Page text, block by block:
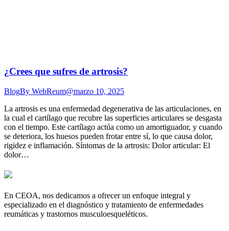
¿Crees que sufres de artrosis?
BlogBy WebReum@marzo 10, 2025
La artrosis es una enfermedad degenerativa de las articulaciones, en
la cual el cartílago que recubre las superficies articulares se desgasta
con el tiempo. Este cartílago actúa como un amortiguador, y cuando
se deteriora, los huesos pueden frotar entre sí, lo que causa dolor,
rigidez e inflamación. Síntomas de la artrosis: Dolor articular: El
dolor…
En CEOA, nos dedicamos a ofrecer un enfoque integral y
especializado en el diagnóstico y tratamiento de enfermedades
reumáticas y trastornos musculoesqueléticos.